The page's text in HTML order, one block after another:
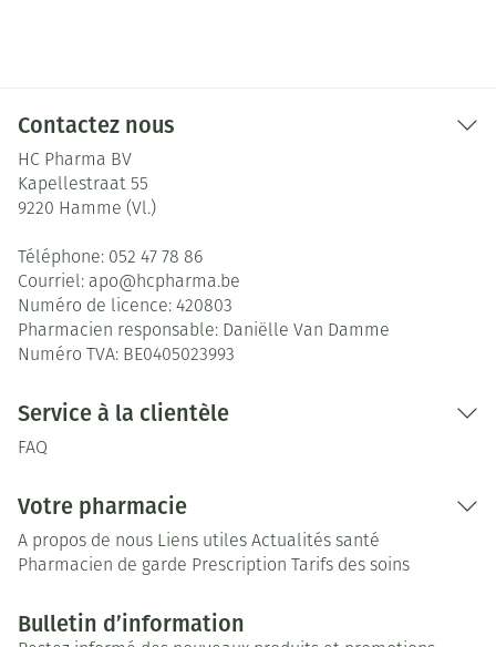
Contactez nous
HC Pharma BV
Kapellestraat 55
9220 Hamme (Vl.)
Téléphone: 052 47 78 86
Courriel: apo@hcpharma.be
Numéro de licence: 420803
Pharmacien responsable: Daniëlle Van Damme
Numéro TVA: BE0405023993
Service à la clientèle
FAQ
Votre pharmacie
A propos de nous Liens utiles Actualités santé
Pharmacien de garde Prescription Tarifs des soins
Bulletin d’information